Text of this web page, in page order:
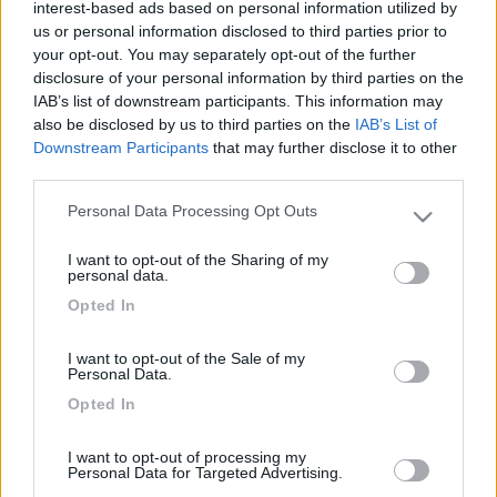
interest-based ads based on personal information utilized by
us or personal information disclosed to third parties prior to
your opt-out. You may separately opt-out of the further
disclosure of your personal information by third parties on the
IAB’s list of downstream participants. This information may
also be disclosed by us to third parties on the IAB’s List of
Downstream Participants that may further disclose it to other
Please note that this website/app uses one or more Google
not limited to your visit or usage behaviour. You may click to
use your data for below specified purposes in below Google
Personal Data Processing Opt Outs
I want to opt-out of the Sharing of my
personal data.
Opted In
I want to opt-out of the Sale of my
Personal Data.
Opted In
I want to opt-out of processing my
Personal Data for Targeted Advertising.
Siamo stati anche a Klagenfurt, ma molto più dinamico e meno
rilassante a nostro avviso.
Non ci sono vere e proprie montagne, anche se sul lago
Ossiacher hai accesso ad impianti di risalita per passare una
giornata in quota.
Eviterei questo giro a ferragosto... ma normalmente riesci a
Buona vacanza